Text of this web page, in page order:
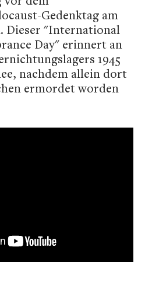
Gedenktag am
Dieser "International
Day" erinnert an
1945
nachdem allein dort
ermordet worden